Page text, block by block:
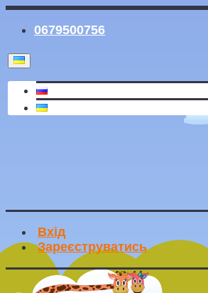
0679500756
Вхід
Зареєструватись